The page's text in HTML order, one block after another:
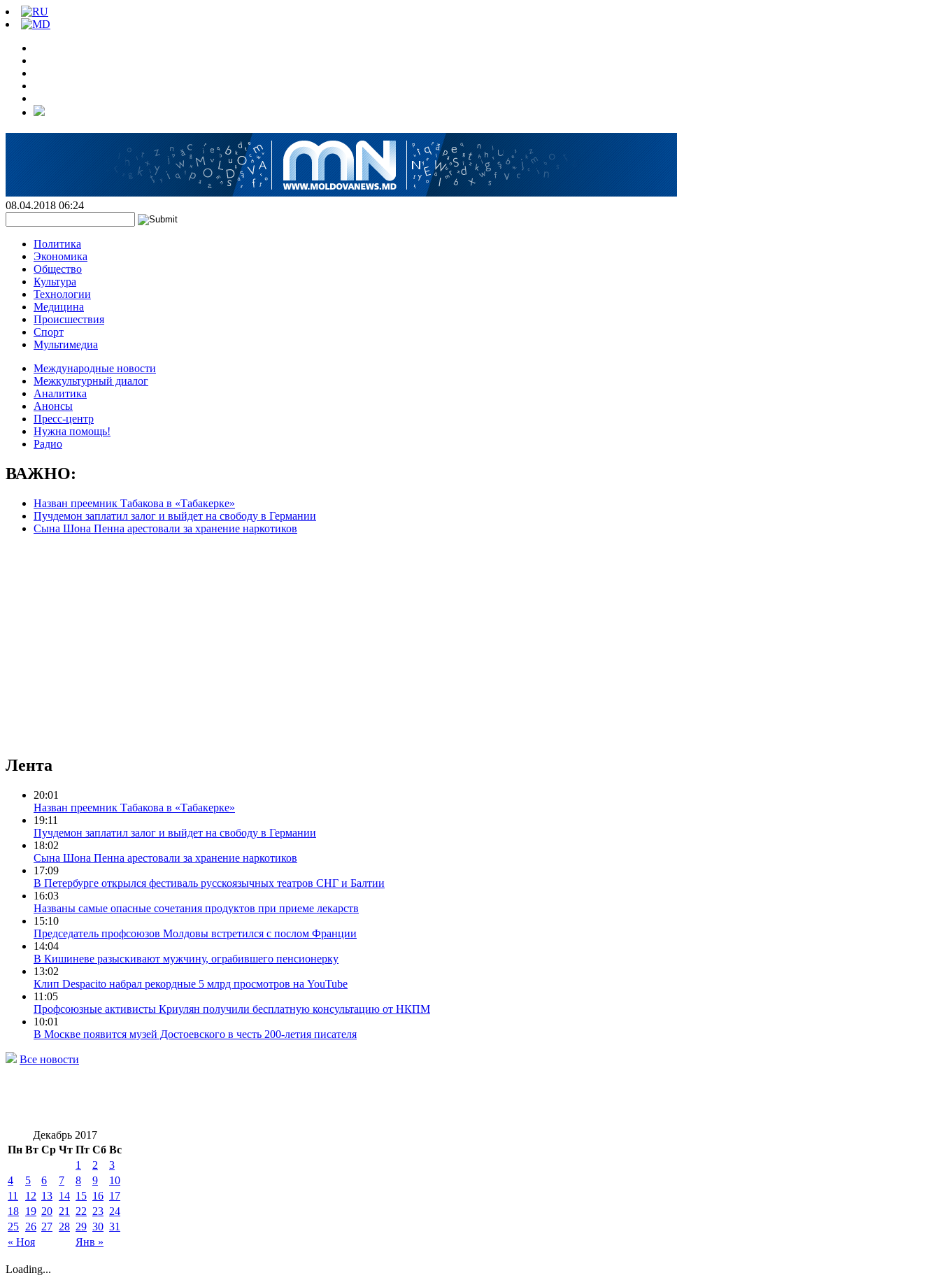
08.04.2018 06:24
Политика
Экономика
Общество
Культура
Технологии
Медицина
Происшествия
Спорт
Мультимедиа
Международные новости
Межкультурный диалог
Аналитика
Анонсы
Пресс-центр
Нужна помощь!
Радио
ВАЖНО:
Назван преемник Табакова в «Табакерке»
Пучдемон заплатил залог и выйдет на свободу в Германии
Сына Шона Пенна арестовали за хранение наркотиков
Лента
20:01
Назван преемник Табакова в «Табакерке»
19:11
Пучдемон заплатил залог и выйдет на свободу в Германии
18:02
Сына Шона Пенна арестовали за хранение наркотиков
17:09
В Петербурге открылся фестиваль русскоязычных театров СНГ и Балтии
16:03
Названы самые опасные сочетания продуктов при приеме лекарств
15:10
Председатель профсоюзов Молдовы встретился с послом Франции
14:04
В Кишиневе разыскивают мужчину, ограбившего пенсионерку
13:02
Клип Despacito набрал рекордные 5 млрд просмотров на YouTube
11:05
Профсоюзные активисты Криулян получили бесплатную консультацию от НКПМ
10:01
В Москве появится музей Достоевского в честь 200-летия писателя
Все новости
Декабрь 2017
Пн Вт Ср Чт Пт Сб Вс
« Ноя Янв »
1 2
3
4
5 6 7 8 9
10
11
12 13 14 15 16 17
18 19 20 21 22 23 24
25 26 27 28 29 30 31
Loading...